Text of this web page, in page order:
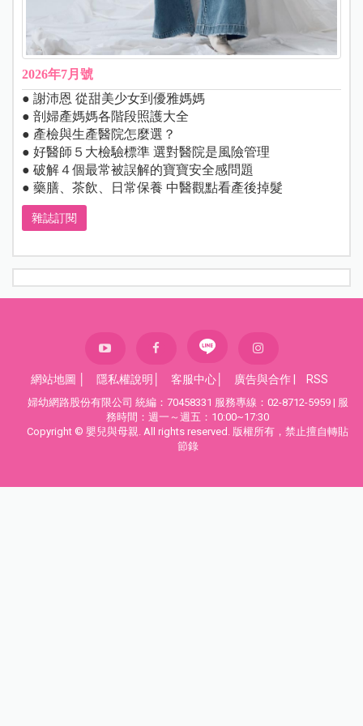
2026年7月號
● 謝沛恩 從甜美少女到優雅媽媽
● 剖婦產媽媽各階段照護大全
● 產檢與生產醫院怎麼選？
● 好醫師５大檢驗標準 選對醫院是風險管理
● 破解４個最常被誤解的寶寶安全感問題
● 藥膳、茶飲、日常保養 中醫觀點看產後掉髮
雜誌訂閱
網站地圖 隱私權說明 客服中心 廣告與合作 RSS
婦幼網路股份有限公司 統編：70458331 服務專線：02-8712-5959 | 服
務時間：週一～週五：10:00~17:30
Copyright © 嬰兒與母親. All rights reserved. 版權所有，禁止擅自轉貼
節錄